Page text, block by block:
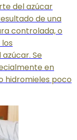
del azúcar
de una
controlada, o
Se
en
hidromieles poco